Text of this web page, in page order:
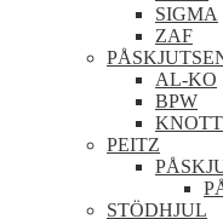
SIGMA
ZAF
AL-KO
BPW
KNOTT
PEITZ
STÖDHJUL